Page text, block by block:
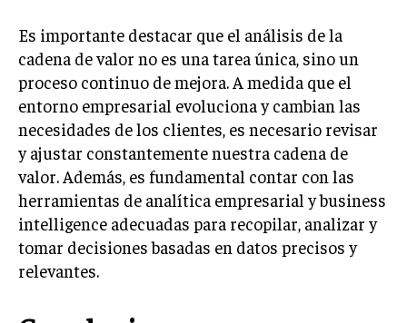
EMPRESAS Y STARTUPS TECNOLÓGICAS
GESTIÓN DE LA EXPERIENCIA DEL CLIENTE
MÁS
PROYECTOS
GESTIÓN DE PROYECTOS
GESTIÓN DE OPERACIONES Y CADENA DE
SUMINISTRO
LOGÍSTICA EMPRESARIAL
CALIDAD Y MEJORA CONTINUA
TALENTOS
Es importante destacar que el análisis de la
cadena de valor no es una tarea única, sino un
proceso continuo de mejora. A medida que el
entorno empresarial evoluciona y cambian las
necesidades de los clientes, es necesario revisar
y ajustar constantemente nuestra cadena de
valor. Además, es fundamental contar con las
herramientas de analítica empresarial y business
intelligence adecuadas para recopilar, analizar y
tomar decisiones basadas en datos precisos y
relevantes.